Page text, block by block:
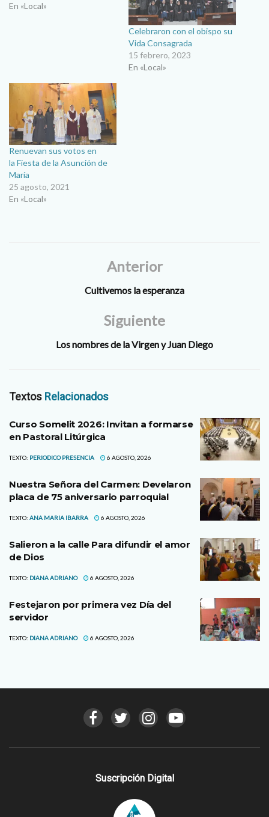
En «Local»
Celebraron con el obispo su
Vida Consagrada
15 febrero, 2023
En «Local»
Renuevan sus votos en
la Fiesta de la Asunción de
María
25 agosto, 2021
En «Local»
Anterior
Cultivemos la esperanza
Siguiente
Los nombres de la Virgen y Juan Diego
Textos Relacionados
Curso Somelit 2026: Invitan a formarse
en Pastoral Litúrgica
TEXTO: PERIODICO PRESENCIA 6 AGOSTO, 2026
Nuestra Señora del Carmen: Develaron
placa de 75 aniversario parroquial
TEXTO: ANA MARIA IBARRA 6 AGOSTO, 2026
Salieron a la calle Para difundir el amor
de Dios
TEXTO: DIANA ADRIANO 6 AGOSTO, 2026
Festejaron por primera vez Día del
servidor
TEXTO: DIANA ADRIANO 6 AGOSTO, 2026
Suscripción Digital